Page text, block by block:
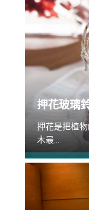
押花玻璃
押花是把植
木最...